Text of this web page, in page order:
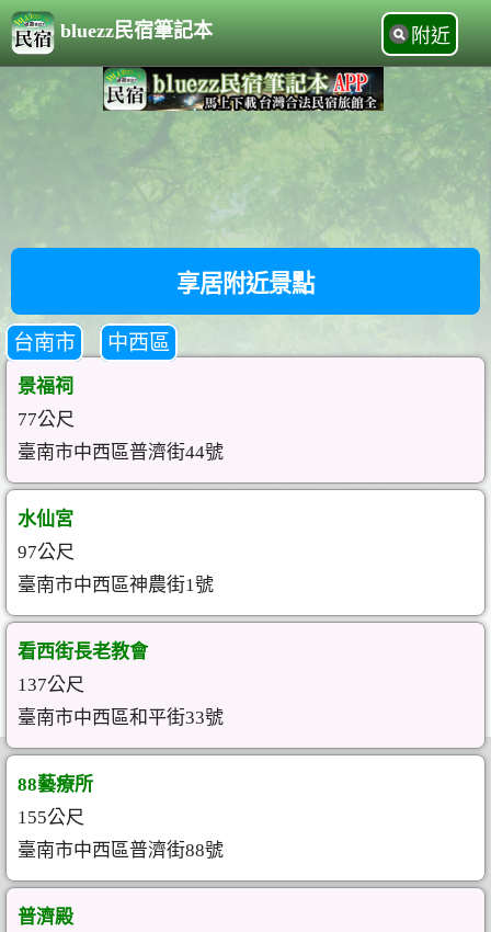
bluezz民宿筆記本 附近
享居附近景點
台南市 中西區
景福祠
77公尺
臺南市中西區普濟街44號
水仙宮
97公尺
臺南市中西區神農街1號
看西街長老教會
137公尺
臺南市中西區和平街33號
88藝療所
155公尺
臺南市中西區普濟街88號
普濟殿